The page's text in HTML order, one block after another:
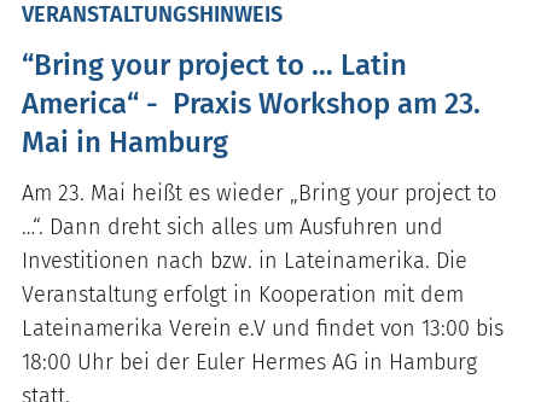
VERANSTALTUNGSHINWEIS
“Bring your project to … Latin
America“ - Praxis Workshop am 23.
Mai in Hamburg
Am 23. Mai heißt es wieder „Bring your project to
…“. Dann dreht sich alles um Ausfuhren und
Investitionen nach bzw. in Lateinamerika. Die
Veranstaltung erfolgt in Kooperation mit dem
Lateinamerika Verein e.V und findet von 13:00 bis
18:00 Uhr bei der Euler Hermes AG in Hamburg
statt.